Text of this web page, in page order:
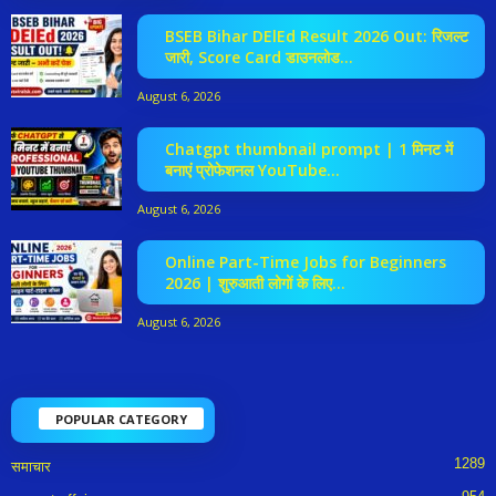
BSEB Bihar DElEd Result 2026 Out: रिजल्ट
जारी, Score Card डाउनलोड...
August 6, 2026
Chatgpt thumbnail prompt | 1 मिनट में
बनाएं प्रोफेशनल YouTube...
August 6, 2026
Online Part-Time Jobs for Beginners
2026 | शुरुआती लोगों के लिए...
August 6, 2026
POPULAR CATEGORY
समाचार 1289